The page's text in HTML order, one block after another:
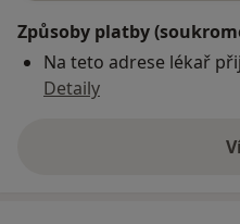
Způsoby platby
Na teto adrese lékař
Detaily